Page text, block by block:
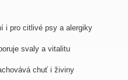
i pro citlivé psy a alergiky
svaly a vitalitu
chuť i živiny